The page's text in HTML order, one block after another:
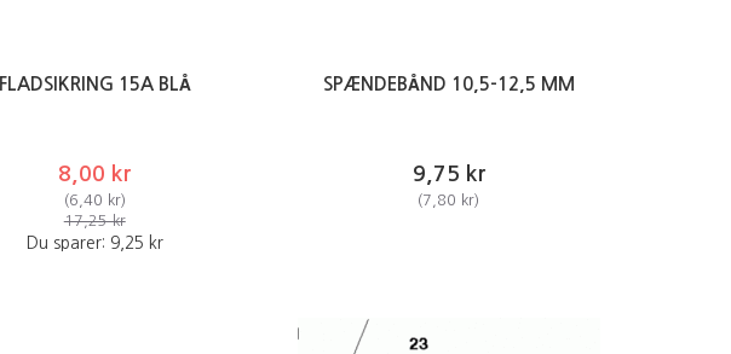
FLADSIKRING 15A BLÅ
8,00 kr
(6,40 kr)
17,25 kr
Du sparer: 9,25 kr
SPÆNDEBÅND 10,5-12,5 MM
9,75 kr
(7,80 kr)